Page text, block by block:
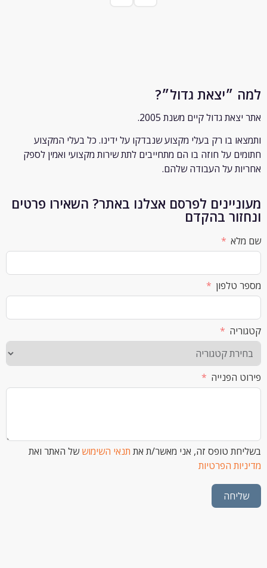
גדול״?
גדול קיים משנת 2005.
בו רקבעלי מקצוע שנבדקו על ידינו. כל בעלי המקצוע
על חוזה בו הם מתחייבים לתת שירות מקצועי ואמין לספק
על העבודה שלהם.
לפרסם אצלנו באתר? השאירו פרטים
בהקדם
טופס זה, אני מאשר/ת אתתנאי השימוש של האתר ואת
הפרטיות